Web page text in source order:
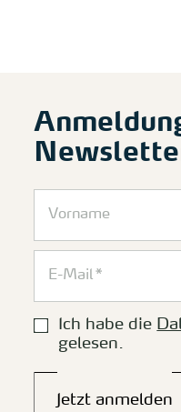
Ich habe die
gelesen.
Jetzt anmelden